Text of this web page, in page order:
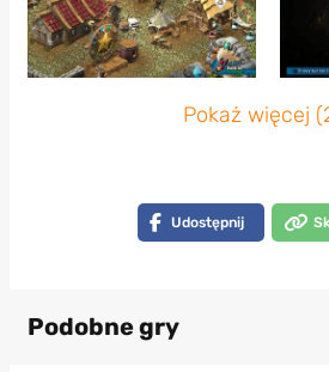
Pokaż więcej
Udostępnij
Podobne gry